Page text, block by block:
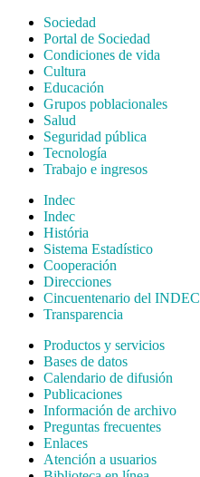
Sociedad
Portal de Sociedad
Condiciones de vida
Cultura
Educación
Grupos poblacionales
Salud
Seguridad pública
Tecnología
Trabajo e ingresos
Indec
Indec
História
Sistema Estadístico
Cooperación
Direcciones
Cincuentenario del INDEC
Transparencia
Productos y servicios
Bases de datos
Calendario de difusión
Publicaciones
Información de archivo
Preguntas frecuentes
Enlaces
Atención a usuarios